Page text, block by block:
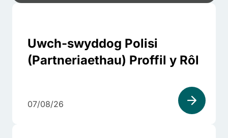
Uwch-swyddog Polisi
(Partneriaethau) Proffil y Rôl
07/08/26